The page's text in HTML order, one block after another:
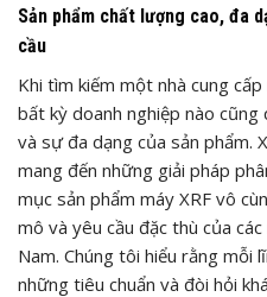
Sản phẩm chất lượng cao, đa
cầu
Khi tìm kiếm một nhà cung
bất kỳ doanh nghiệp nào
và sự đa dạng của sản phẩm.
mang đến những giải pháp
mục sản phẩm máy XRF vô
mô và yêu cầu đặc thù của
Nam. Chúng tôi hiểu rằng mỗi
những tiêu chuẩn và đòi hỏi